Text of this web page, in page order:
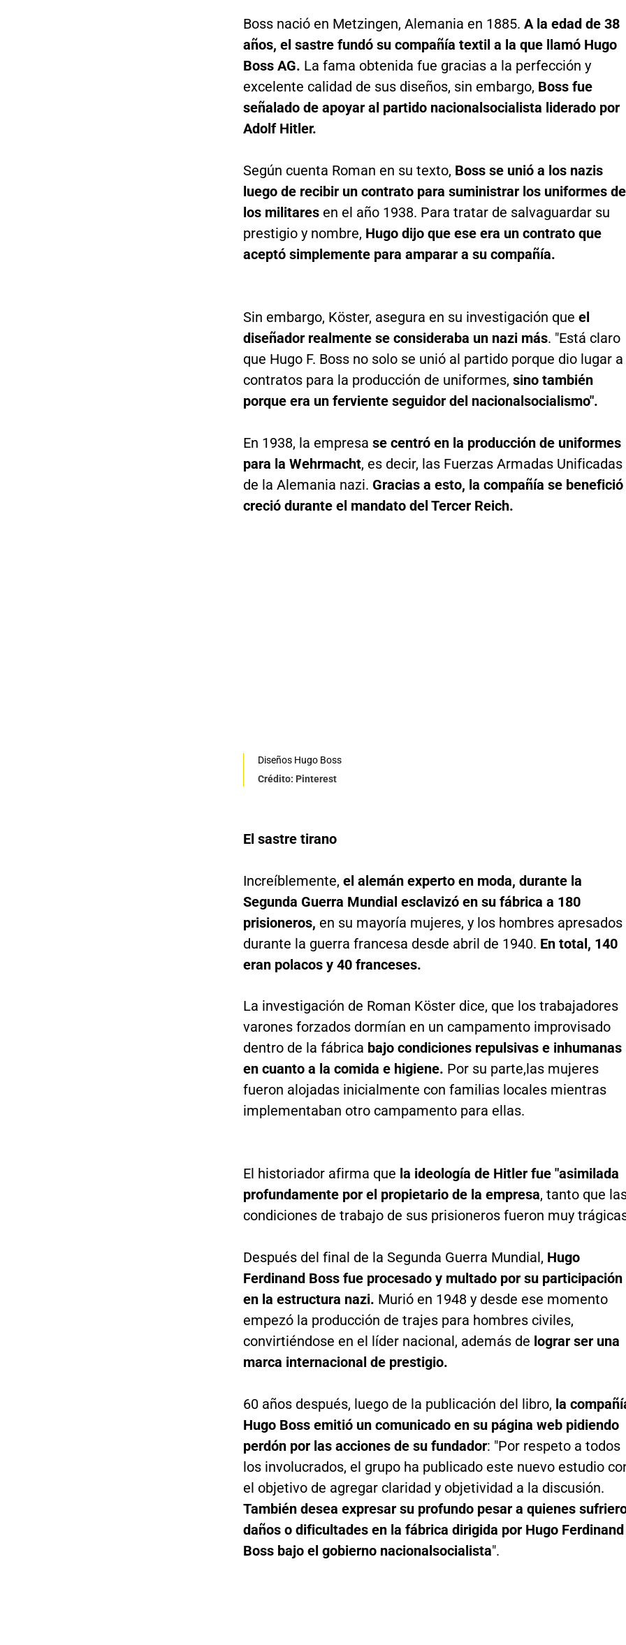
Boss nació en Metzingen, Alemania en 1885. A la edad de 38
años, el sastre fundó su compañía textil a la que llamó Hugo
Boss AG. La fama obtenida fue gracias a la perfección y
excelente calidad de sus diseños, sin embargo, Boss fue
señalado de apoyar al partido nacionalsocialista liderado por
Adolf Hitler.
Según cuenta Roman en su texto, Boss se unió a los nazis
luego de recibir un contrato para suministrar los uniformes de
los militares en el año 1938. Para tratar de salvaguardar su
prestigio y nombre, Hugo dijo que ese era un contrato que
aceptó simplemente para amparar a su compañía.
Sin embargo, Köster, asegura en su investigación que el
diseñador realmente se consideraba un nazi más. "Está claro
que Hugo F. Boss no solo se unió al partido porque dio lugar a
contratos para la producción de uniformes, sino también
porque era un ferviente seguidor del nacionalsocialismo".
En 1938, la empresa se centró en la producción de uniformes
para la Wehrmacht, es decir, las Fuerzas Armadas Unificadas
de la Alemania nazi. Gracias a esto, la compañía se benefició
creció durante el mandato del Tercer Reich.
Diseños Hugo Boss
Crédito: Pinterest
El sastre tirano
Increíblemente, el alemán experto en moda, durante la
Segunda Guerra Mundial esclavizó en su fábrica a 180
prisioneros, en su mayoría mujeres, y los hombres apresados
durante la guerra francesa desde abril de 1940. En total, 140
eran polacos y 40 franceses.
La investigación de Roman Köster dice, que los trabajadores
varones forzados dormían en un campamento improvisado
dentro de la fábrica bajo condiciones repulsivas e inhumanas
en cuanto a la comida e higiene. Por su parte, las mujeres
fueron alojadas inicialmente con familias locales mientras
implementaban otro campamento para ellas.
El historiador afirma que la ideología de Hitler fue "asimilada
profundamente por el propietario de la empresa, tanto que
condiciones de trabajo de sus prisioneros fueron muy
Después del final de la Segunda Guerra Mundial, Hugo
Ferdinand Boss fue procesado y multado por su participación
en la estructura nazi. Murió en 1948 y desde ese momento
empezó la producción de trajes para hombres civiles,
convirtiéndose en el líder nacional, además de lograr ser una
marca internacional de prestigio.
60 años después, luego de la publicación del libro, la
Hugo Boss emitió un comunicado en su página web pidiendo
perdón por las acciones de su fundador: "Por respeto a todos
los involucrados, el grupo ha publicado este nuevo estudio
el objetivo de agregar claridad y objetividad a la discusión.
También desea expresar su profundo pesar a quienes
daños o dificultades en la fábrica dirigida por Hugo Ferdinand
Boss bajo el gobierno nacionalsocialista".